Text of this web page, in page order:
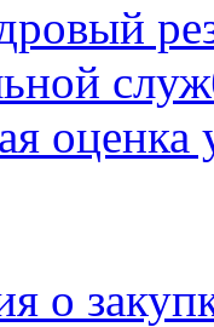
оценка
о